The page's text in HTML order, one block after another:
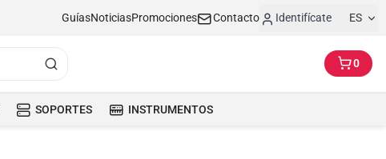
GuíasNoticiasPromociones Contacto Identifícate ES
0
SOPORTES INSTRUMENTOS